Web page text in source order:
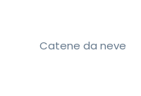
Catene da neve